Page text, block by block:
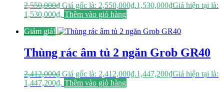
2,550,000₫ Giá gốc là: 2,550,000₫.1,530,000₫Giá hiện tại là:
1,530,000₫. Thêm vào giỏ hàng
Giảm giá!
Thùng rác âm tủ 2 ngăn Grob GR40
2,412,000₫ Giá gốc là: 2,412,000₫.1,447,200₫Giá hiện tại là:
1,447,200₫. Thêm vào giỏ hàng